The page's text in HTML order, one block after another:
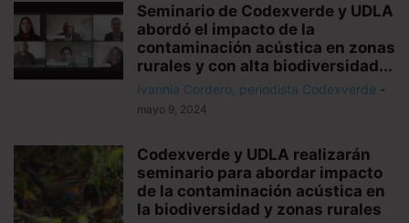
Seminario de Codexverde y UDLA
abordó el impacto de la
contaminación acústica en zonas
rurales y con alta biodiversidad...
Ivannia Cordero, periodista Codexverde -
mayo 9, 2024
Codexverde y UDLA realizarán
seminario para abordar impacto
de la contaminación acústica en
la biodiversidad y zonas rurales